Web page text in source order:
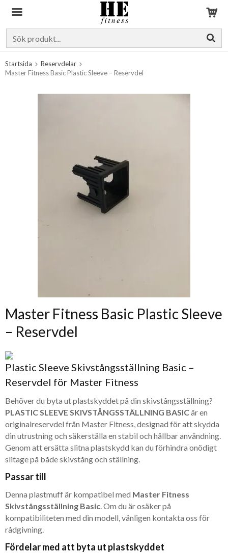
Startsida
Reservdelar
Master Fitness Basic Plastic Sleeve – Reservdel
Master Fitness Basic Plastic Sleeve
– Reservdel
Plastic Sleeve Skivstångsställning Basic –
Reservdel för Master Fitness
Behöver du byta ut plastskyddet på din skivstångsställning?
PLASTIC SLEEVE SKIVSTÅNGSSTÄLLNING BASICär en
originalreservdel från Master Fitness, designad för att skydda
din utrustning och säkerställa en stabil och hållbar användning.
Genom att ersätta slitna plastskydd kan du förhindra onödigt
slitage på både skivstång och ställning.
Passar till
Denna plastmuff är kompatibel med Master Fitness
Skivstångsställning Basic. Om du är osäker på
kompatibiliteten med din modell, vänligen kontakta oss för
rådgivning.
Fördelar med att byta ut plastskyddet